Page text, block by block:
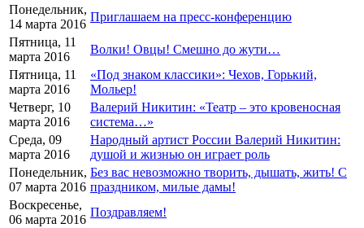
Понедельник,
14 марта 2016
Приглашаем на пресс-конференцию
Пятница, 11
марта 2016
Волки! Овцы! Смешно до жути…
Пятница, 11
марта 2016
«Под знаком классики»: Чехов, Горький,
Мольер!
Четверг, 10
марта 2016
Валерий Никитин: «Театр – это кровеносная
система…»
Среда, 09
марта 2016
Народный артист России Валерий Никитин:
душой и жизнью он играет роль
Понедельник,
07 марта 2016
Без вас невозможно творить, дышать, жить! С
праздником, милые дамы!
Воскресенье,
06 марта 2016
Поздравляем!